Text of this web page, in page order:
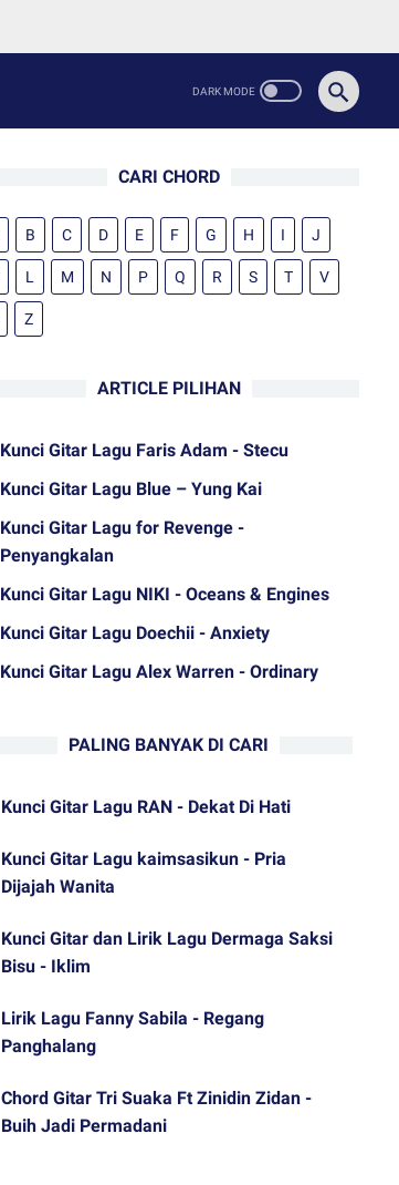
CARI CHORD
B C D E F G H I J
L M N P Q R S T V
Z
ARTICLE PILIHAN
Kunci Gitar Lagu Faris Adam - Stecu
Kunci Gitar Lagu Blue – Yung Kai
Kunci Gitar Lagu for Revenge -
Penyangkalan
Kunci Gitar Lagu NIKI - Oceans & Engines
Kunci Gitar Lagu Doechii - Anxiety
Kunci Gitar Lagu Alex Warren - Ordinary
PALING BANYAK DI CARI
Kunci Gitar Lagu RAN - Dekat Di Hati
Kunci Gitar Lagu kaimsasikun - Pria
Dijajah Wanita
Kunci Gitar dan Lirik Lagu Dermaga Saksi
Bisu - Iklim
Lirik Lagu Fanny Sabila - Regang
Panghalang
Chord Gitar Tri Suaka Ft Zinidin Zidan -
Buih Jadi Permadani